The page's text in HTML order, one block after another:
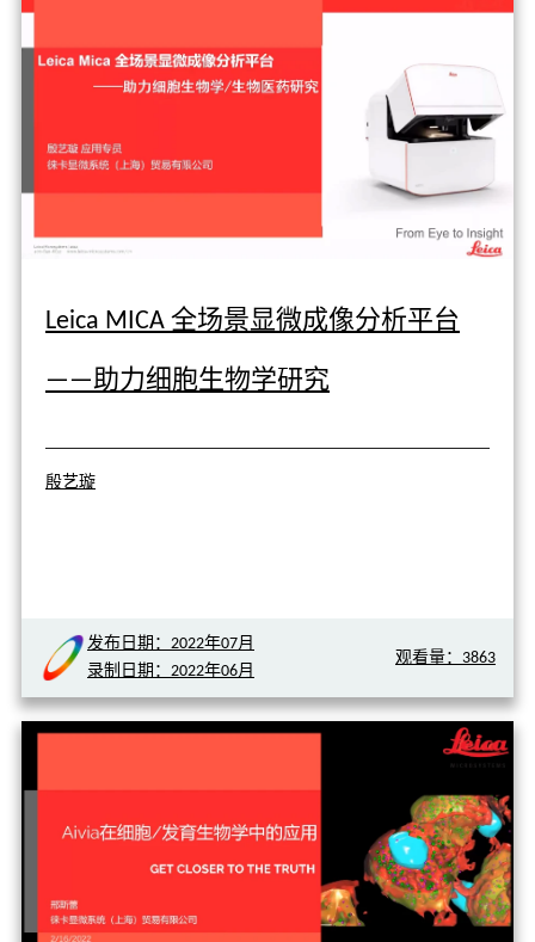
Leica MICA 全场景显微成像分析平台
——助力细胞生物学研究
殷艺璇
发布日期：2022年07月
录制日期：2022年06月
观看量：3863